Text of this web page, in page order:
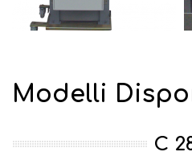
Modelli
C